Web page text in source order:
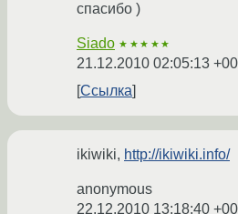
спасибо )
Siado ★★★★★
21.12.2010 02:05:13
Ссылка
ikiwiki, http://ikiwiki.info/
anonymous
22.12.2010 13:18:40